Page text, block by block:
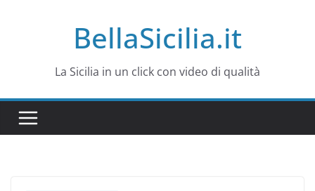
BellaSicilia.it
La Sicilia in un click con video di qualità